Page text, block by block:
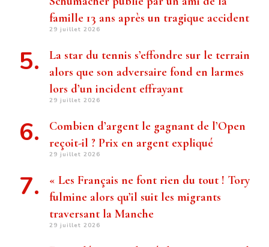
famille 13 ans après un tragique accident
29 juillet 2026
La star du tennis s’effondre sur le terrain
alors que son adversaire fond en larmes
lors d’un incident effrayant
29 juillet 2026
Combien d’argent le gagnant de l’Open
reçoit-il ? Prix ​​en argent expliqué
29 juillet 2026
« Les Français ne font rien du tout ! Tory
fulmine alors qu’il suit les migrants
traversant la Manche
29 juillet 2026